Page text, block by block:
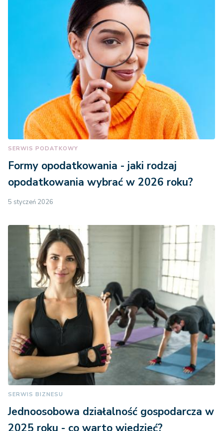
SERWIS PODATKOWY
Formy opodatkowania - jaki rodzaj
opodatkowania wybrać w 2026 roku?
5 styczeń 2026
SERWIS BIZNESU
Jednoosobowa działalność gospodarcza w
2025 roku - co warto wiedzieć?